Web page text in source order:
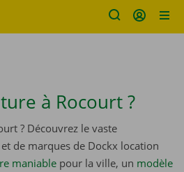
à Rocourt ?
? Découvrez le vaste
de marques de Dockx location
maniable pour la ville, un modèle